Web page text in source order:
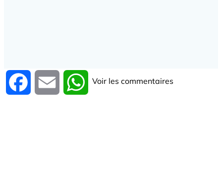
Facebook Email WhatsApp
Voir les commentaires